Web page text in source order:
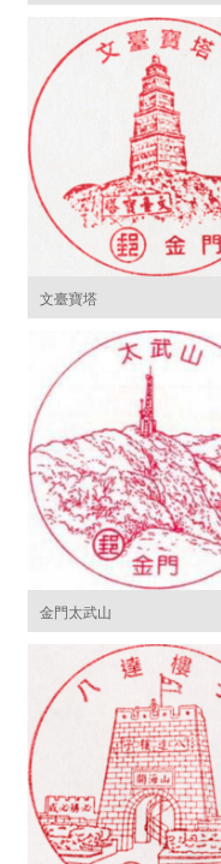
文臺寶塔
金門太武山